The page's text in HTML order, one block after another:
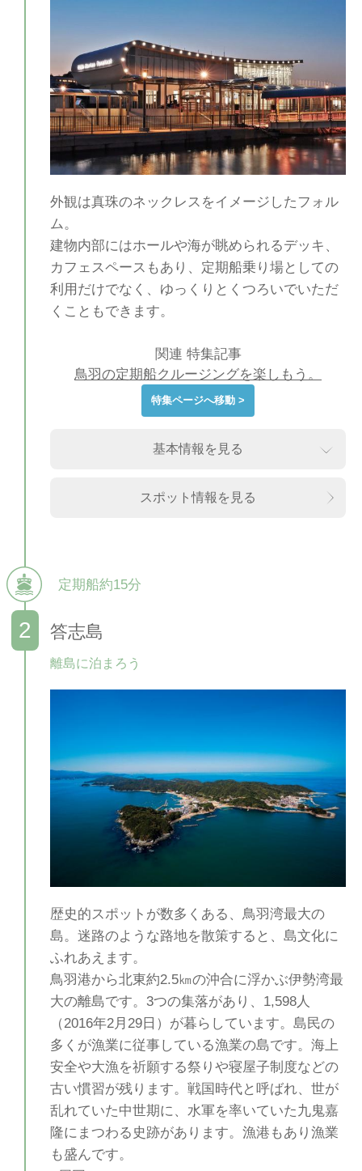
外観は真珠のネックレスをイメージしたフォル
ム。
建物内部にはホールや海が眺められるデッキ、
カフェスペースもあり、定期船乗り場としての
利用だけでなく、ゆっくりとくつろいでいただ
くこともできます。
関連 特集記事
鳥羽の定期船クルージングを楽しもう。
特集ページへ移動 >
基本情報を見る
スポット情報を見る
定期船約15分
答志島
離島に泊まろう
歴史的スポットが数多くある、鳥羽湾最大の
島。迷路のような路地を散策すると、島文化に
ふれあえます。
鳥羽港から北東約2.5㎞の沖合に浮かぶ伊勢湾最
大の離島です。3つの集落があり、1,598人
（2016年2月29日）が暮らしています。島民の
多くが漁業に従事している漁業の島です。海上
安全や大漁を祈願する祭りや寝屋子制度などの
古い慣習が残ります。戦国時代と呼ばれ、世が
乱れていた中世期に、水軍を率いていた九鬼嘉
隆にまつわる史跡があります。漁港もあり漁業
も盛んです。